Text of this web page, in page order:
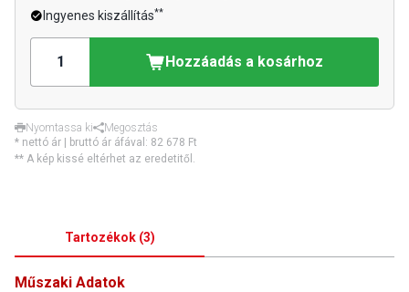
Ingyenes kiszállítás**
Hozzáadás a kosárhoz
Nyomtassa ki
Megosztás
* nettó ár | bruttó ár áfával: 82 678 Ft
** A kép kissé eltérhet az eredetitől.
Tartozékok(3)
Műszaki Adatok